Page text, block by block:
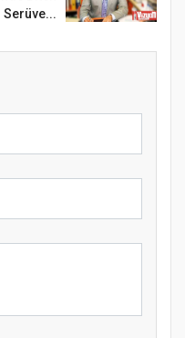
Serüve...